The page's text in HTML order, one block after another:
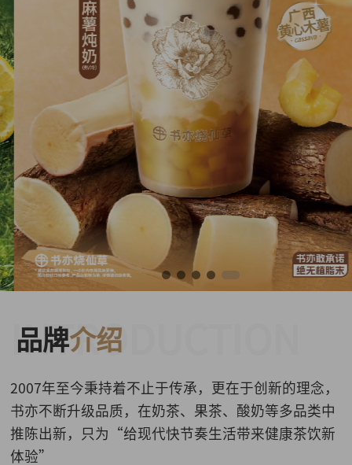
INTRODUCTION
品牌介绍
2007年至今秉持着不止于传承，更在于创新的理念，
书亦不断升级品质，在奶茶、果茶、酸奶等多品类中
推陈出新，只为“给现代快节奏生活带来健康茶饮新
体验”